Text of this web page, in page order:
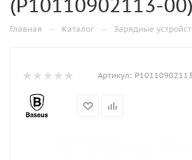
Главная — Каталог — Зарядные
Артикул: